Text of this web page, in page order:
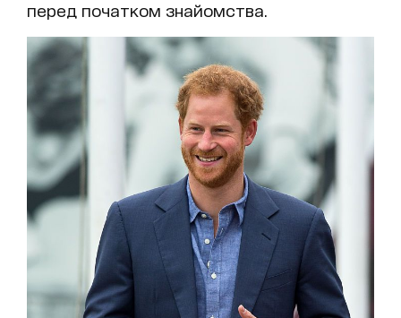
перед початком знайомства.